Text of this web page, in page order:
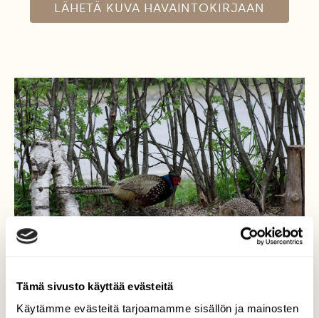
Tämä sivusto käyttää evästeitä
Käytämme evästeitä tarjoamamme sisällön ja mainosten
LÄHETÄ KUVA HAVAINTOKIRJAAN